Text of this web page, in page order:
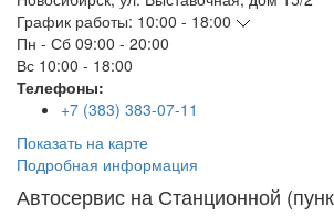
График работы: 10:00 - 18:00
Пн - Сб 09:00 - 20:00
Вс 10:00 - 18:00
Телефоны:
+7 (383) 383-07-11
Показать на карте
Подробная информация
Автосервис на Станционной